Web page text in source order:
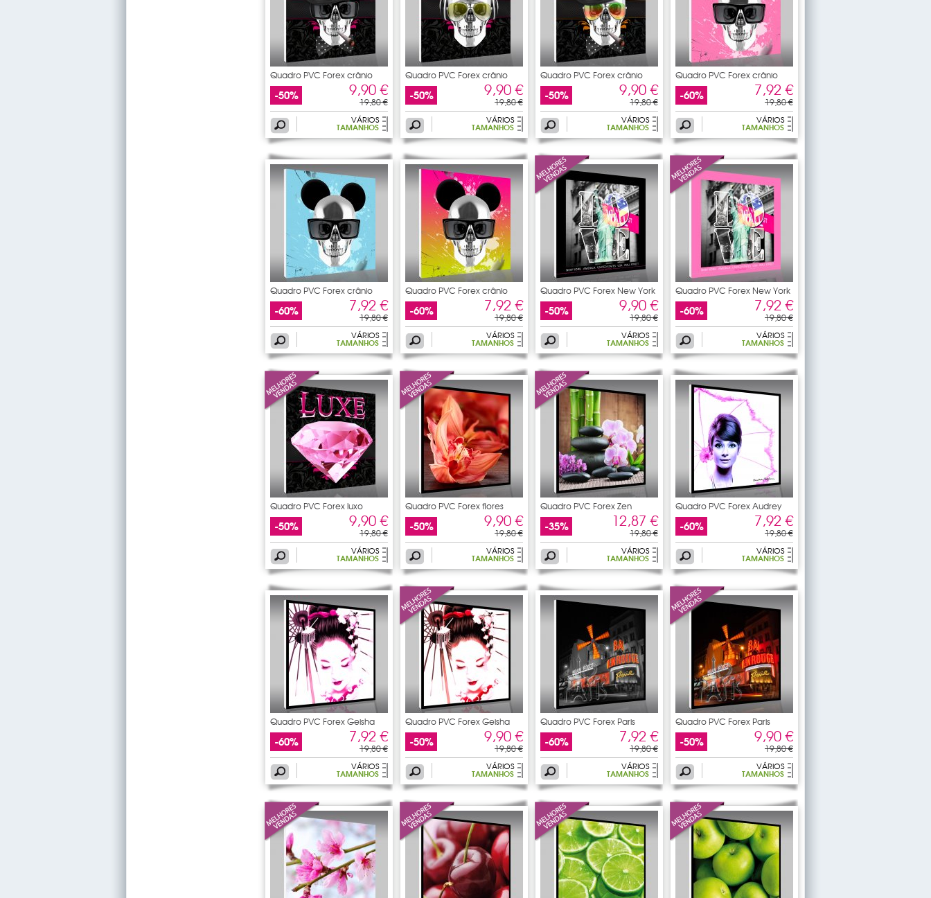
Quadro PVC Forex crânio
-50% 9,90 €
19,80 €
VÁRIOS
TAMANHOS
Quadro PVC Forex crânio
-50% 9,90 €
19,80 €
VÁRIOS
TAMANHOS
Quadro PVC Forex crânio
-50% 9,90 €
19,80 €
VÁRIOS
TAMANHOS
Quadro PVC Forex crânio
-60% 7,92 €
19,80 €
VÁRIOS
TAMANHOS
Quadro PVC Forex crânio
-60% 7,92 €
19,80 €
VÁRIOS
TAMANHOS
Quadro PVC Forex crânio
-60% 7,92 €
19,80 €
VÁRIOS
TAMANHOS
Quadro PVC Forex New York
-50% 9,90 €
19,80 €
VÁRIOS
TAMANHOS
Quadro PVC Forex New York
-60% 7,92 €
19,80 €
VÁRIOS
TAMANHOS
Quadro PVC Forex luxo
-50% 9,90 €
19,80 €
VÁRIOS
TAMANHOS
Quadro PVC Forex flores
-50% 9,90 €
19,80 €
VÁRIOS
TAMANHOS
Quadro PVC Forex Zen
-35% 12,87 €
19,80 €
VÁRIOS
TAMANHOS
Quadro PVC Forex Audrey
-60% 7,92 €
19,80 €
VÁRIOS
TAMANHOS
Quadro PVC Forex Geisha
-60% 7,92 €
19,80 €
VÁRIOS
TAMANHOS
Quadro PVC Forex Geisha
-50% 9,90 €
19,80 €
VÁRIOS
TAMANHOS
Quadro PVC Forex Paris
-60% 7,92 €
19,80 €
VÁRIOS
TAMANHOS
Quadro PVC Forex Paris
-50% 9,90 €
19,80 €
VÁRIOS
TAMANHOS